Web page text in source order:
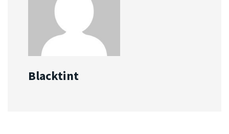
Blacktint